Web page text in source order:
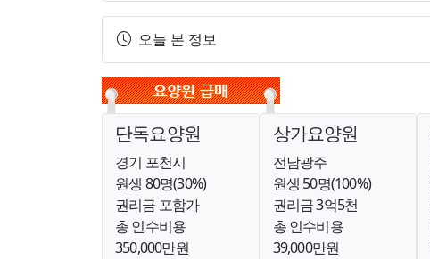
오늘 본 정보
단독요양원
경기 포천시
원생 80명(30%)
권리금 포함가
총 인수비용
350,000만원
상가요양원
전남광주
원생 50명(100%)
권리금 3억5천
총 인수비용
39,000만원